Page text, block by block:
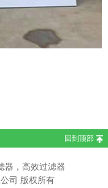
回到顶部
器，高效过滤器
司 版权所有